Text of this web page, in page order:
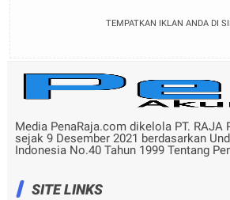
TEMPATKAN IKLAN ANDA DI
Media PenaRaja.com dikelola PT. RAJA
sejak 9 Desember 2021 berdasarkan
Indonesia No.40 Tahun 1999 Tentang
SITE LINKS